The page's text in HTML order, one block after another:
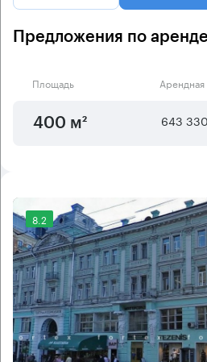
Предложения по
Площадь Арендная
400 м² 643
8.2